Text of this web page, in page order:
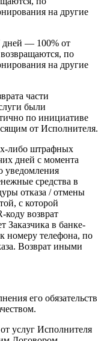
на другие
дней — 100% от
по
на другие
части
были
по инициативе
от Исполнителя.
либо штрафных
дней с момента
уведомления
средства в
отказа / отмены
с которой
коду возврат
Заказчика в банке-
номеру телефона, по
Возврат иными
его обязательств
услуг Исполнителя